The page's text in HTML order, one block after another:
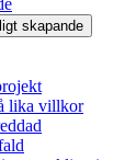
skapande
lika villkor